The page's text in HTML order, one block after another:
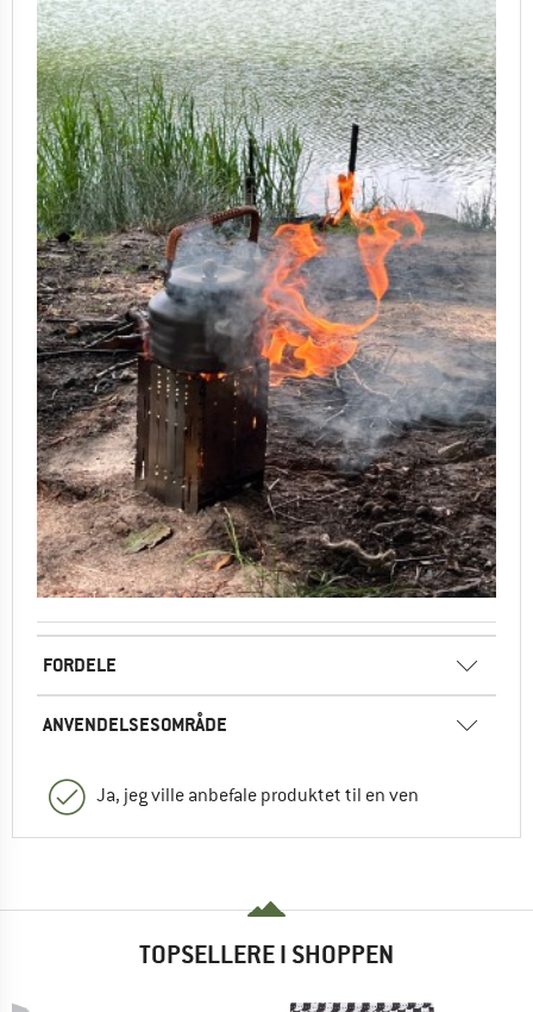
FORDELE
ANVENDELSESOMRÅDE
Ja, jeg ville anbefale produktet til en ven
TOPSELLERE I SHOPPEN